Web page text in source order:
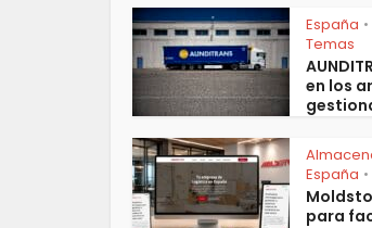
España •
Temas
en los
España •
para